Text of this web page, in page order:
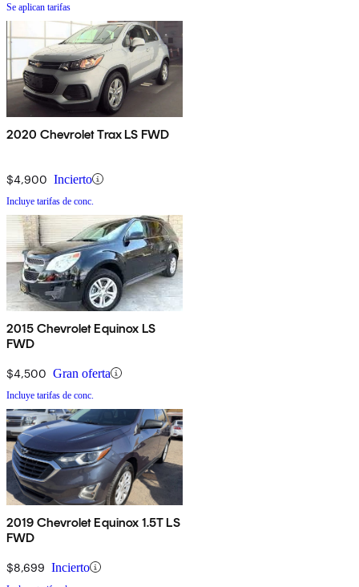
Se aplican tarifas
2020 Chevrolet Trax LS FWD
$4,900 Incierto
Incluye tarifas de conc.
2015 Chevrolet Equinox LS
FWD
$4,500 Gran oferta
Incluye tarifas de conc.
2019 Chevrolet Equinox 1.5T LS
FWD
$8,699 Incierto